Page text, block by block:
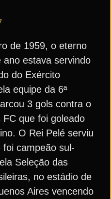
de 1959, o eterno
ano estava servindo
do Exército
equipe da 6ª
3 gols contra o
que foi goleado
O Rei Pelé serviu
campeão sul-
Seleção das
no estádio de
Aires vencendo